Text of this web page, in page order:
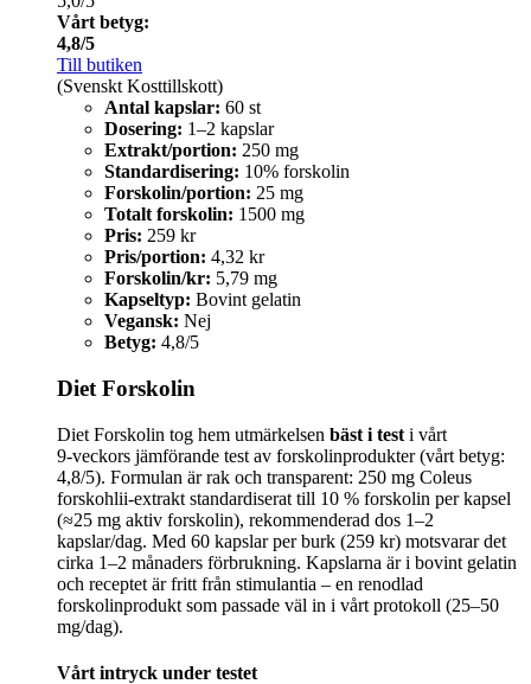
Vårt betyg:
4,8/5
Till butiken
(Svenskt Kosttillskott)
Antal kapslar: 60 st
Dosering: 1–2 kapslar
Extrakt/portion: 250 mg
Standardisering: 10% forskolin
Forskolin/portion: 25 mg
Totalt forskolin: 1500 mg
Pris: 259 kr
Pris/portion: 4,32 kr
Forskolin/kr: 5,79 mg
Kapseltyp: Bovint gelatin
Vegansk: Nej
Betyg: 4,8/5
Diet Forskolin
Diet Forskolin tog hem utmärkelsen bäst i test i vårt
9‑veckors jämförande test av forskolinprodukter (vårt betyg:
4,8/5). Formulan är rak och transparent: 250 mg Coleus
forskohlii‑extrakt standardiserat till 10 % forskolin per kapsel
(≈25 mg aktiv forskolin), rekommenderad dos 1–2
kapslar/dag. Med 60 kapslar per burk (259 kr) motsvarar det
cirka 1–2 månaders förbrukning. Kapslarna är i bovint gelatin
och receptet är fritt från stimulantia – en renodlad
forskolinprodukt som passade väl in i vårt protokoll (25–50
mg/dag).
Vårt intryck under testet